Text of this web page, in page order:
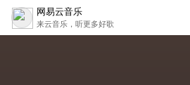
网易云音乐
来云音乐，听更多好歌